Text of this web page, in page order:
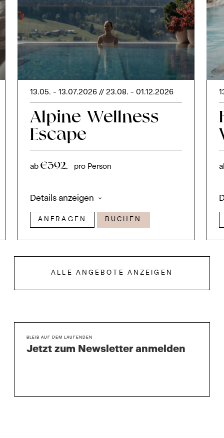
13.05. - 13.07.2026 // 23.08. - 01.12.2026
Alpine Wellness
Escape
ab€392,–pro Person
Details anzeigen
ANFRAGEN BUCHEN
ALLE ANGEBOTE ANZEIGEN
BLEIB AUF DEM LAUFENDEN
Jetzt zum Newsletter anmelden